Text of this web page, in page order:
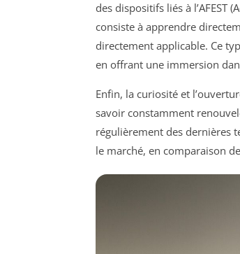
des dispositifs liés à
consiste à apprendre
directement applicable. Ce
en offrant une immersion
Enfin, la curiosité et
savoir constamment
régulièrement des dernières
le marché, en comparaison